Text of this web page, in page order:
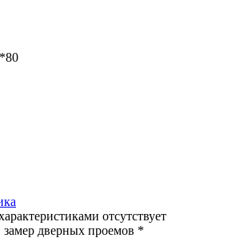
отсутствует
замер дверных проемов *